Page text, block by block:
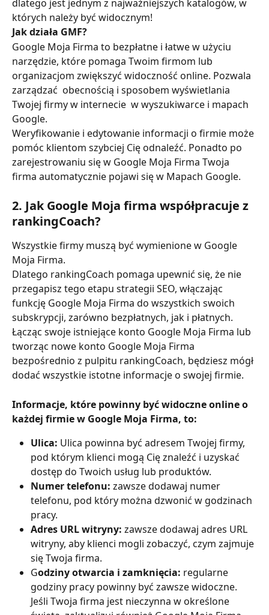
dlatego jest jednym z najważniejszych katalogów, w
których należy być widocznym!
Jak działa GMF?
Google Moja Firma to bezpłatne i łatwe w użyciu
narzędzie, które pomaga Twoim firmom lub
organizacjom zwiększyć widoczność online. Pozwala
zarządzać  obecnością i sposobem wyświetlania
Twojej firmy w internecie  w wyszukiwarce i mapach
Google.
Weryfikowanie i edytowanie informacji o firmie może
pomóc klientom szybciej Cię odnaleźć. Ponadto po
zarejestrowaniu się w Google Moja Firma Twoja
firma automatycznie pojawi się w Mapach Google.
2. Jak Google Moja firma współpracuje z
rankingCoach?
Wszystkie firmy muszą być wymienione w Google
Moja Firma.
Dlatego rankingCoach pomaga upewnić się, że nie
przegapisz tego etapu strategii SEO, włączając
funkcję Google Moja Firma do wszystkich swoich
subskrypcji, zarówno bezpłatnych, jak i płatnych.
Łącząc swoje istniejące konto Google Moja Firma lub
tworząc nowe konto Google Moja Firma
bezpośrednio z pulpitu rankingCoach, będziesz mógł
dodać wszystkie istotne informacje o swojej firmie.
Informacje, które powinny być widoczne online o
każdej firmie w Google Moja Firma, to:
Ulica: Ulica powinna być adresem Twojej firmy,
pod którym klienci mogą Cię znaleźć i uzyskać
dostęp do Twoich usług lub produktów.
Numer telefonu: zawsze dodawaj numer
telefonu, pod który można dzwonić w godzinach
pracy.
Adres URL witryny: zawsze dodawaj adres URL
witryny, aby klienci mogli zobaczyć, czym zajmuje
się Twoja firma.
Godziny otwarcia i zamknięcia: regularne
godziny pracy powinny być zawsze widoczne.
Jeśli Twoja firma jest nieczynna w określone